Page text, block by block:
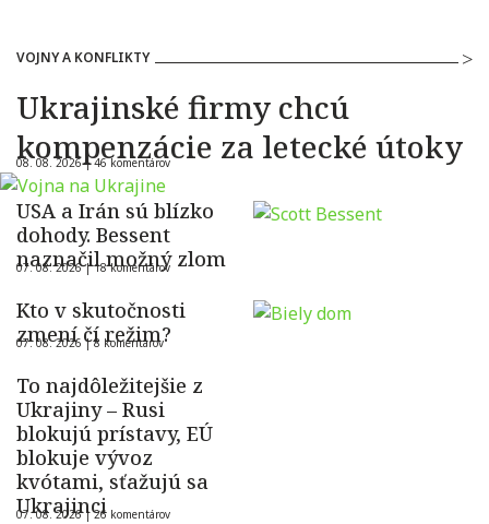
VOJNY A KONFLIKTY
Ukrajinské firmy chcú
kompenzácie za letecké útoky
08. 08. 2026 |46 komentárov
USA a Irán sú blízko
dohody. Bessent
naznačil možný zlom
07. 08. 2026 |18 komentárov
Kto v skutočnosti
zmení čí režim?
07. 08. 2026 |8 komentárov
To najdôležitejšie z
Ukrajiny – Rusi
blokujú prístavy, EÚ
blokuje vývoz
kvótami, sťažujú sa
Ukrajinci
07. 08. 2026 |26 komentárov